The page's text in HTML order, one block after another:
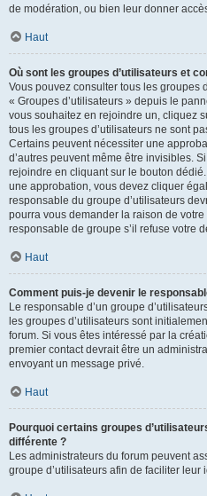
de modération, ou bien leur donner
Haut
Où sont les groupes d’utilisateurs et
Vous pouvez consulter tous les groupes
« Groupes d’utilisateurs » depuis le
vous souhaitez en rejoindre un, cliquez
tous les groupes d’utilisateurs ne sont
Certains peuvent nécessiter une
d’autres peuvent même être invisibles.
rejoindre en cliquant sur le bouton
une approbation, vous devez cliquer
responsable du groupe d’utilisateurs
pourra vous demander la raison de
responsable de groupe s’il refuse votre
Haut
Comment puis-je devenir le
Le responsable d’un groupe
les groupes d’utilisateurs sont
forum. Si vous êtes intéressé par la
premier contact devrait être un
envoyant un message privé.
Haut
Pourquoi certains groupes
différente ?
Les administrateurs du forum peuvent
groupe d’utilisateurs afin de faciliter leur